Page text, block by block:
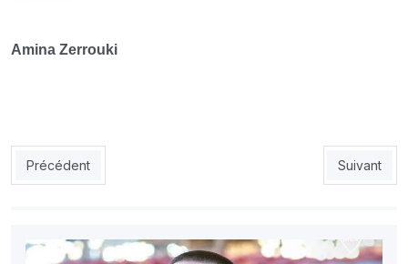
Amina Zerrouki
Article précédent : JSK – USMK : les Canaris veulent prolonger
Précédent Article
Suivant